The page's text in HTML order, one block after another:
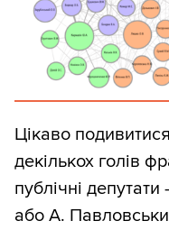
Цікаво
декількох голів
публічні
або А.